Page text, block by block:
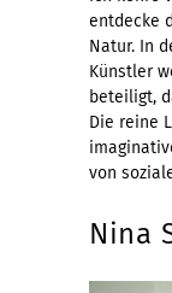
entdecke
Natur. In
Künstler
beteiligt,
Die reine
von
Nina